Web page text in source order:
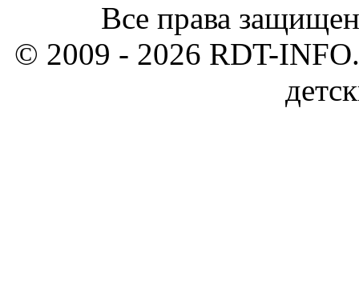
Все права
© 2009 - 2026 RDT-